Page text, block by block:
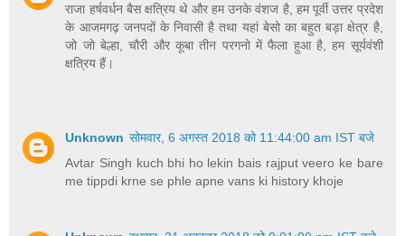
राजा हर्षवर्धन बैस क्षत्रिय थे और हम उनके वंशज है, हम पूर्वी उत्तर प्रदेश
के आजमगढ़ जनपदों के निवासी है तथा यहां बेसो का बहुत बड़ा क्षेत्र है,
जो जो बेल्हा, चौरी और कूबा तीन परगनो में फैला हुआ है, हम सूर्यवंशी
क्षत्रिय हैं।
Unknown सोमवार, 6 अगस्त 2018 को 11:44:00 am IST बजे
Avtar Singh kuch bhi ho lekin bais rajput veero ke bare
me tippdi krne se phle apne vans ki history khoje